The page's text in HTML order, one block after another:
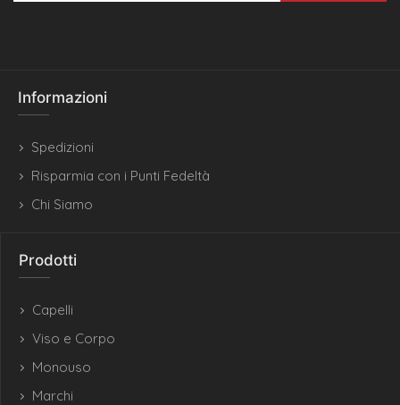
Informazioni
Spedizioni
Risparmia con i Punti Fedeltà
Chi Siamo
Prodotti
Capelli
Viso e Corpo
Monouso
Marchi